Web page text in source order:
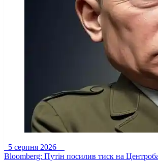
5 серпня 2026
Bloomberg: Путін посилив тиск на